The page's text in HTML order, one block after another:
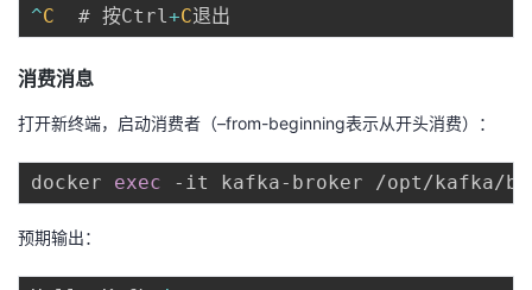
^C
  # 按Ctrl
+C
消费消息
打开新终端，启动消费者（–from-beginning表示从开头消费）：
docker exec
预期输出：